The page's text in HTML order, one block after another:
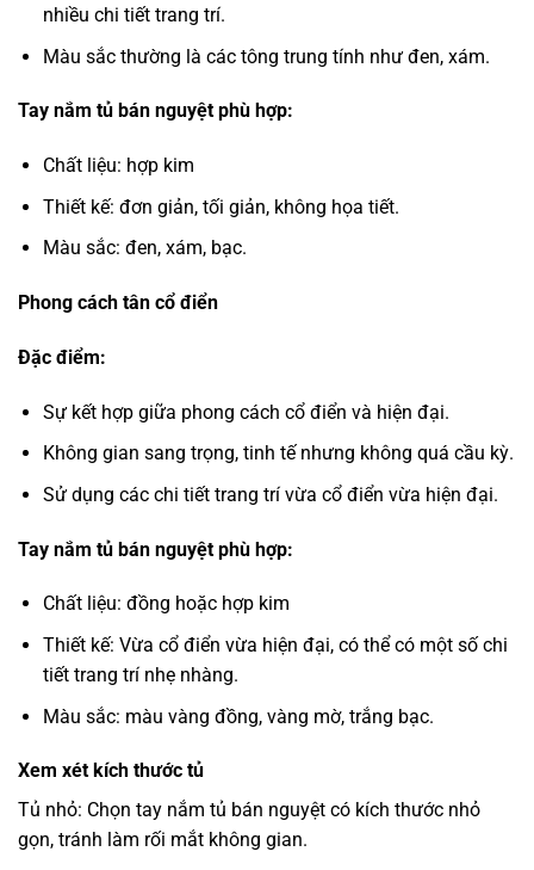
nhiều chi tiết trang trí.
Màu sắc thường là các tông trung tính như đen, xám.
Tay nắm tủ bán nguyệt phù hợp:
Chất liệu: hợp kim
Thiết kế: đơn giản, tối giản, không họa tiết.
Màu sắc: đen, xám, bạc.
Phong cách tân cổ điển
Đặc điểm:
Sự kết hợp giữa phong cách cổ điển và hiện đại.
Không gian sang trọng, tinh tế nhưng không quá cầu kỳ.
Sử dụng các chi tiết trang trí vừa cổ điển vừa hiện đại.
Tay nắm tủ bán nguyệt phù hợp:
Chất liệu: đồng hoặc hợp kim
Thiết kế: Vừa cổ điển vừa hiện đại, có thể có một số chi
tiết trang trí nhẹ nhàng.
Màu sắc: màu vàng đồng, vàng mờ, trắng bạc.
Xem xét kích thước tủ
Tủ nhỏ: Chọn tay nắm tủ bán nguyệt có kích thước nhỏ
gọn, tránh làm rối mắt không gian.